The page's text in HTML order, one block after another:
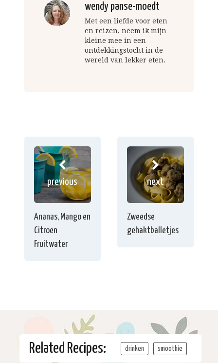
wendy panse-moedt
Met een liefde voor eten
en reizen, neem ik mijn
kleine mee in een
ontdekkingstocht in de
wereld van lekker eten.
previous
Ananas, Mango en
Citroen
Fruitwater
next
Zweedse
gehaktballetjes
Related Recipes: drinken smoothie